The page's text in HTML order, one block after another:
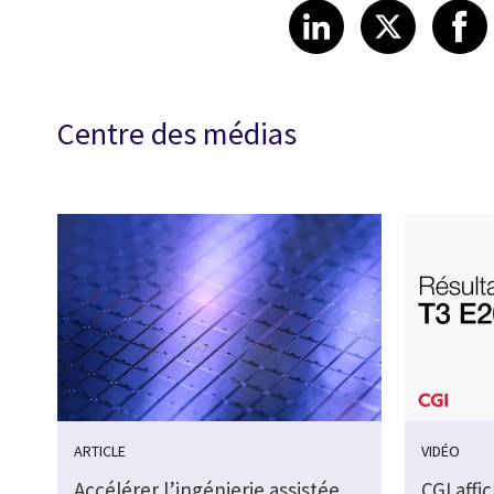
Share article
LinkedIn
Share
X
Centre des médias
ARTICLE VIDÉO